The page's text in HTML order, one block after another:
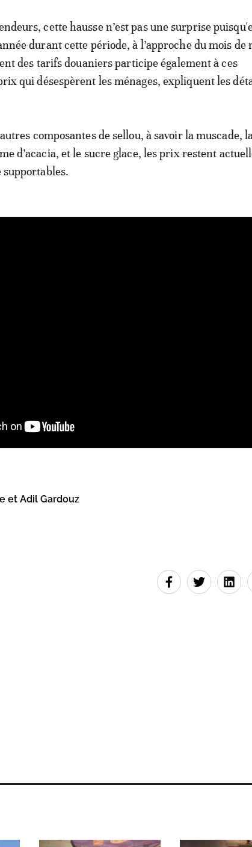
cette hausse n’est pas une surprise
durant cette période, à l’approche du mois de
des tarifs douaniers participe également à ces
qui désespèrent les ménages, expliquent les
composantes de sellou, à savoir la muscade,
d’acacia, et le sucre glace, les prix restent
supportables.
et Adil Gardouz